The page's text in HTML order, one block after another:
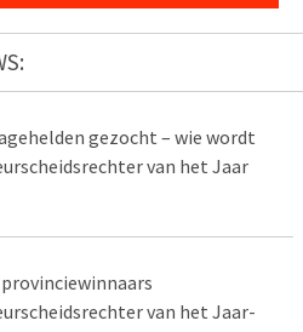
gezocht – wie wordt
van het Jaar
van het Jaar-